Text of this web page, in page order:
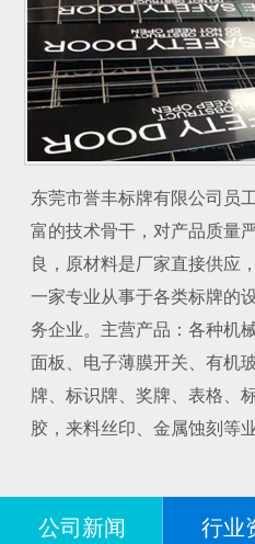
东莞市誉丰标牌有限公司员
富的技术骨干，对产品质量
良，原材料是厂家直接供应
一家专业从事于各类标牌的
务企业。主营产品：各种机
面板、电子薄膜开关、有机
牌、标识牌、奖牌、表格、
胶，来料丝印、金属蚀刻等
公司新闻 行业